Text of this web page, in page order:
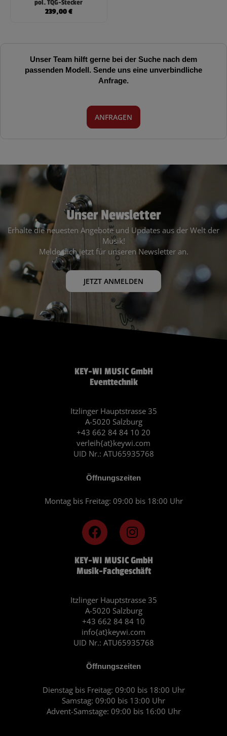
pol. TQG-Stecker
239,00€
Unser Team hilft gerne bei der Suche nach dem
passenden Modell. Sende uns eine unverbindliche
Anfrage.
ANFRAGEN
Unser Newsletter
Erhalte die neuesten Angebote und Updates aus der Welt der
Musik!
Melde dich jetzt für unseren Newsletter an.
JETZT ANMELDEN
KEY-WI MUSIC GmbH
Musik-Fachgeschäft
Itzlinger Hauptstrasse 35
A-5020 Salzburg
+43 662 84 84 10
info{at}keywi.com
UID Nr.: ATU65935768
Öffnungszeiten
Dienstag bis Freitag: 09:00 bis 18:00 Uhr
Samstag: 09:00 bis 13:00 Uhr
Advent-Samstage: 09:00 bis 16:00 Uhr
F
a
c
e
b
o
k
I
n
s
t
a
r
a
m
KEY-WI MUSIC GmbH
Eventtechnik
Itzlinger Hauptstrasse 35
A-5020 Salzburg
+43 662 84 84 10 20
verleih{at}keywi.com
UID Nr.: ATU65935768
Öffnungszeiten
Montag bis Freitag: 09:00 bis 18:00 Uhr